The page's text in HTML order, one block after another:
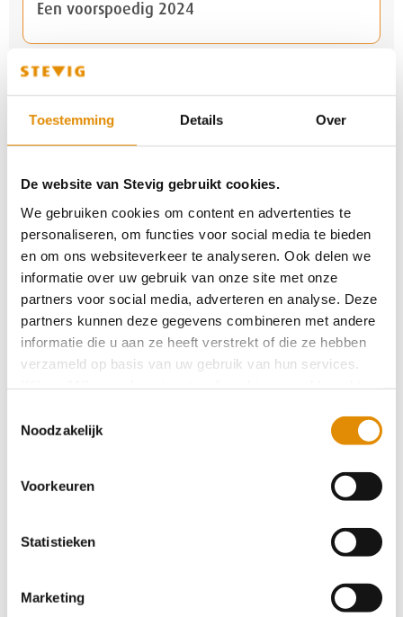
Toestemming Details Over
De website van Stevig gebruikt cookies.
We gebruiken cookies om content en advertenties te
personaliseren, om functies voor social media te bieden
en om ons websiteverkeer te analyseren. Ook delen we
informatie over uw gebruik van onze site met onze
partners voor social media, adverteren en analyse. Deze
partners kunnen deze gegevens combineren met andere
informatie die u aan ze heeft verstrekt of die ze hebben
verzameld op basis van uw gebruik van hun services.
Op onze privacypagina kunt u meer lezen over onze
cookies en via de cookie-instellingen button linksonder op
onze website kan je je toestemming op elk moment
wijzigen.
Noodzakelijk
Voorkeuren
Statistieken
Marketing
Een voorspoedig 2024
Weggeef-Hoek voor Kerst
Nieuwe Werken Bij website
Ontmoetingsdag voor werkzoekenden
Stevige Praat: Marion Blom gaat,
ervaringsdeskundigheid staat
Kom je naar het mini-symposium polikliniek